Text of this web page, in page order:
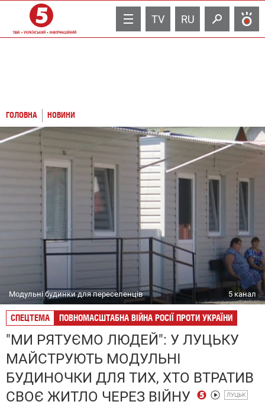
TV RU
ГОЛОВНА НОВИНИ
Модульні будинки для переселенців 5 канал
СПЕЦТЕМА ПОВНОМАСШТАБНА ВІЙНА РОСІЇ ПРОТИ УКРАЇНИ
"МИ РЯТУЄМО ЛЮДЕЙ": У ЛУЦЬКУ
МАЙСТРУЮТЬ МОДУЛЬНІ
БУДИНОЧКИ ДЛЯ ТИХ, ХТО ВТРАТИВ
СВОЄ ЖИТЛО ЧЕРЕЗ ВІЙНУ
ЛУЦЬК